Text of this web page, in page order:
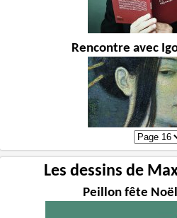
Rencontre avec
Les dessins de
Peillon fête